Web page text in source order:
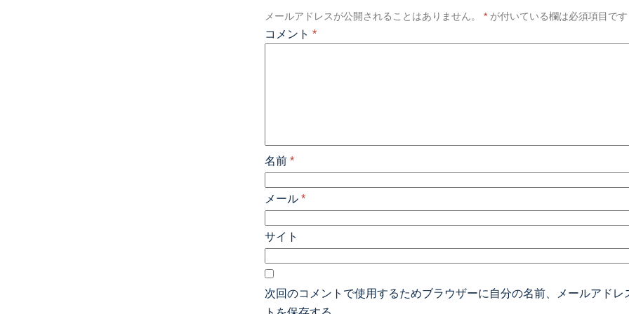
メールアドレスが公開されることはありません。 * が付いている欄は必須項目です
コメント *
名前 *
メール *
サイト
次回のコメントで使用するためブラウザーに自分の名前、メールアドレ